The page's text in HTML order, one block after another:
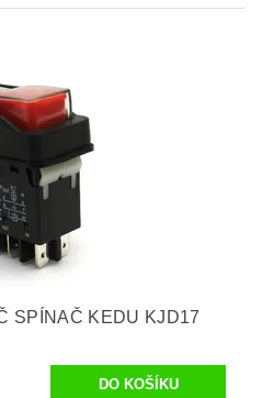
SPÍNAČ KEDU KJD17